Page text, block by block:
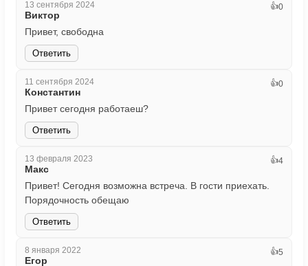
13 сентября 2024
Виктор
👍0
Привет, свободна
Ответить
11 сентября 2024
Константин
👍0
Привет сегодня работаеш?
Ответить
13 февраля 2023
Макс
👍4
Привет! Сегодня возможна встреча. В гости приехать.
Порядочность обещаю
Ответить
8 января 2022
Егор
👍5